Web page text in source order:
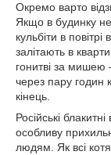
Окремо варто
Якщо в будинку
кульбіти в
залітають в
гонитві за мишею
через пару годин
кінець.
Російські
особливу
людям. Як всі